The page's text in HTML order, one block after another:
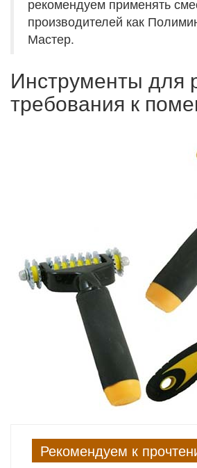
рекомендуем применять
производителей как
Мастер.
Инструменты для
требования к
Рекомендуем к